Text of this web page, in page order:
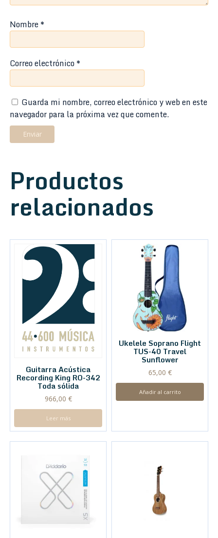
Nombre*
Correo electrónico*
Guarda mi nombre, correo electrónico y web en este
navegador para la próxima vez que comente.
Productos
relacionados
Guitarra Acústica
Recording King RO-342
Toda sólida
966,00 €
Leer más
Ukelele Soprano Flight
TUS-40 Travel
Sunflower
65,00 €
Añadir al carrito